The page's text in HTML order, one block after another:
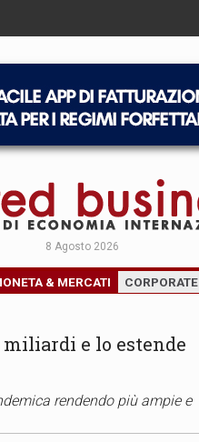
8 Agosto 2026
& MERCATI CORPORATE
e lo estende
rendendo più ampie e